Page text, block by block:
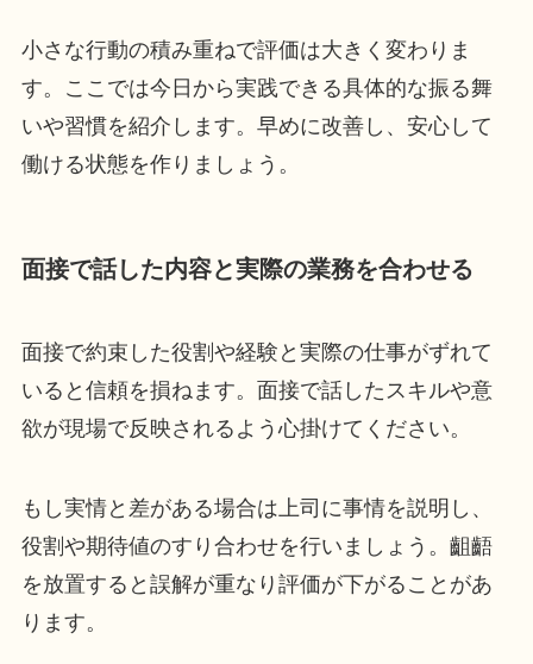
小さな行動の積み重ねで評価は大きく変わりま
す。ここでは今日から実践できる具体的な振る舞
いや習慣を紹介します。早めに改善し、安心して
働ける状態を作りましょう。
面接で話した内容と実際の業務を合わせる
面接で約束した役割や経験と実際の仕事がずれて
いると信頼を損ねます。面接で話したスキルや意
欲が現場で反映されるよう心掛けてください。
もし実情と差がある場合は上司に事情を説明し、
役割や期待値のすり合わせを行いましょう。齟齬
を放置すると誤解が重なり評価が下がることがあ
ります。